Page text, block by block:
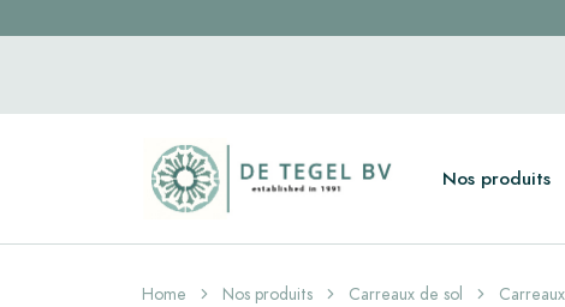
Nos produits
Home Nos produits Carreaux de sol